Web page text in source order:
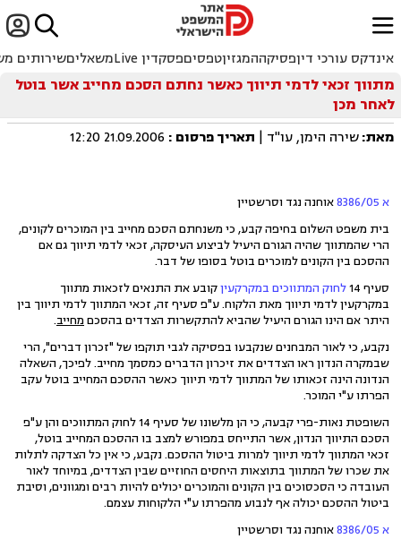

ﱐ
אינדקס עורכי דיןפסיקההמגזיןטפסיםפסקדין Live משאליםשירותים
מתווך זכאי לדמי תיווך כאשר נחתם הסכם מחייב אשר בוטל
לאחר מכן
מאת:שירה הימן, עו"ד | תאריך פרסום :
21.09.2006 12:20
א 8386/05
אוחנה נגד וסרשטיין
בית משפט השלום בחיפה קבע, כי משנחתם הסכם מחייב בין המוכרים לקונים,
הרי שהמתווך שהיה הגורם היעיל לביצוע העיסקה, זכאי לדמי תיווך גם אם
ההסכם בין הקונים למוכרים בוטל בסופו של דבר.
סעיף 14
לחוק המתווכים במקרקעיןקובע את התנאים לזכאות מתווך
במקרקעין לדמי תיווך מאת הלקוח. ע"פ סעיף זה, זכאי המתווך לדמי תיווך בין
היתר אם הינו הגורם היעיל שהביא להתקשרות הצדדים בהסכם מחייב.
נקבע, כי לאור המבחנים שנקבעו בפסיקה לגבי תוקפו של "זכרון דברים", הרי
שבמקרה הנדון ראו הצדדים את זיכרון הדברים כמסמך מחייב. לפיכך, השאלה
הנדונה הינה זכאותו של המתווך לדמי תיווך כאשר ההסכם המחייב בוטל עקב
הפרתו ע"י המוכר.
השופטת נאות-פרי קבעה, כי הן מלשונו של סעיף 14 לחוק המתווכים והן ע"פ
הסכם התיווך הנדון, אשר התייחס במפורש למצב בו ההסכם המחייב בוטל,
זכאי המתווך לדמי תיווך למרות ביטול ההסכם. נקבע, כי אין כל הצדקה לתלות
את שכרו של המתווך בתוצאות היחסים החוזיים שבין הצדדים, במיוחד לאור
העובדה כי הסכסוכים בין הקונים והמוכרים יכולים להיות רבים ומגוונים, וסיבת
ביטול ההסכם יכולה אף לנבוע מהפרתו ע"י הלקוחות עצמם.
א 8386/05
אוחנה נגד וסרשטיין